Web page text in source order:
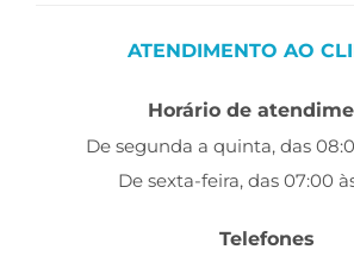
ATENDIMENTO AO
Horário de
De segunda a quinta, das
De sexta-feira, das 07:00
Telefones